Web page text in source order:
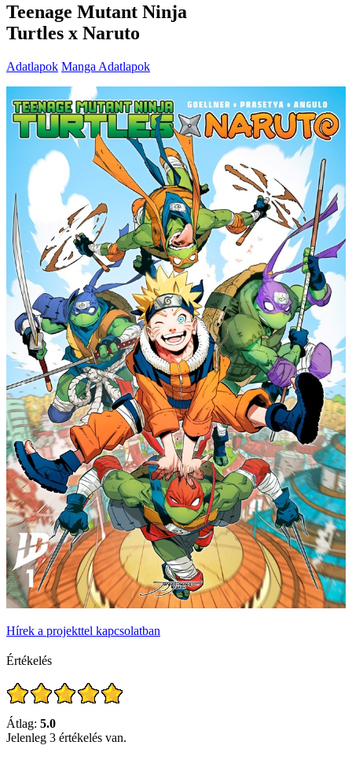
Teenage Mutant Ninja
Turtles x Naruto
Adatlapok Manga Adatlapok
Hírek a projekttel kapcsolatban
Értékelés
Átlag: 5.0
Jelenleg 3 értékelés van.